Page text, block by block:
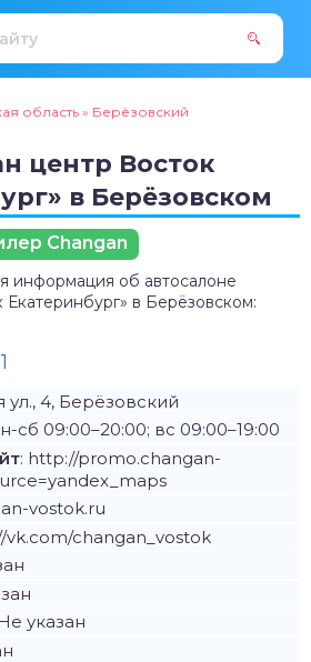
область » Берёзовский
центр Восток
в Берёзовском
Changan
информация об автосалоне
Екатеринбург» в Берёзовском:
ул., 4, Берёзовский
сб 09:00–20:00; вс 09:00–19:00
: http://promo.changan-
vostok.ru
vk.com/changan_vostok
указан